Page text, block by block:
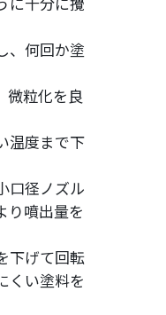
、何回か塗
微粒化を良
温度まで下
口径ノズル
り噴出量を
下げて回転
くい塗料を